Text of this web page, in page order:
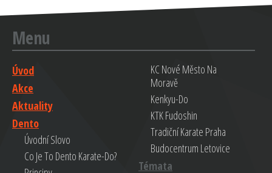
Menu
Úvod
Akce
Aktuality
Dento
Úvodní Slovo
Co Je To Dento Karate-Do?
KC Nové Město Na
Moravě
Kenkyu-Do
KTK Fudoshin
Tradiční Karate Praha
Budocentrum Letovice
Témata